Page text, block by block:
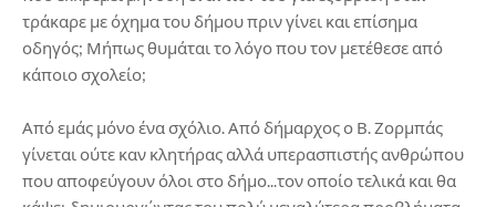
τράκαρε με όχημα του δήμου πριν γίνει και επίσημα
οδηγός; Μήπως θυμάται το λόγο που τον μετέθεσε από
κάποιο σχολείο;
Από εμάς μόνο ένα σχόλιο. Από δήμαρχος ο Β. Ζορμπάς
γίνεται ούτε καν κλητήρας αλλά υπερασπιστής ανθρώπου
που αποφεύγουν όλοι στο δήμο...τον οποίο τελικά και θα